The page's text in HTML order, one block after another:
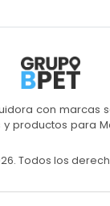
con marcas
y productos para
Todos los